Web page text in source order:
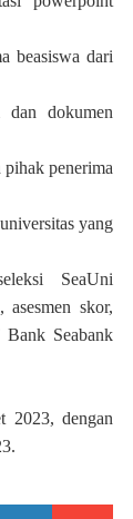
beasiswa dari
dan dokumen
penerima
yang
SeaUni
skor,
Seabank
2023, dengan